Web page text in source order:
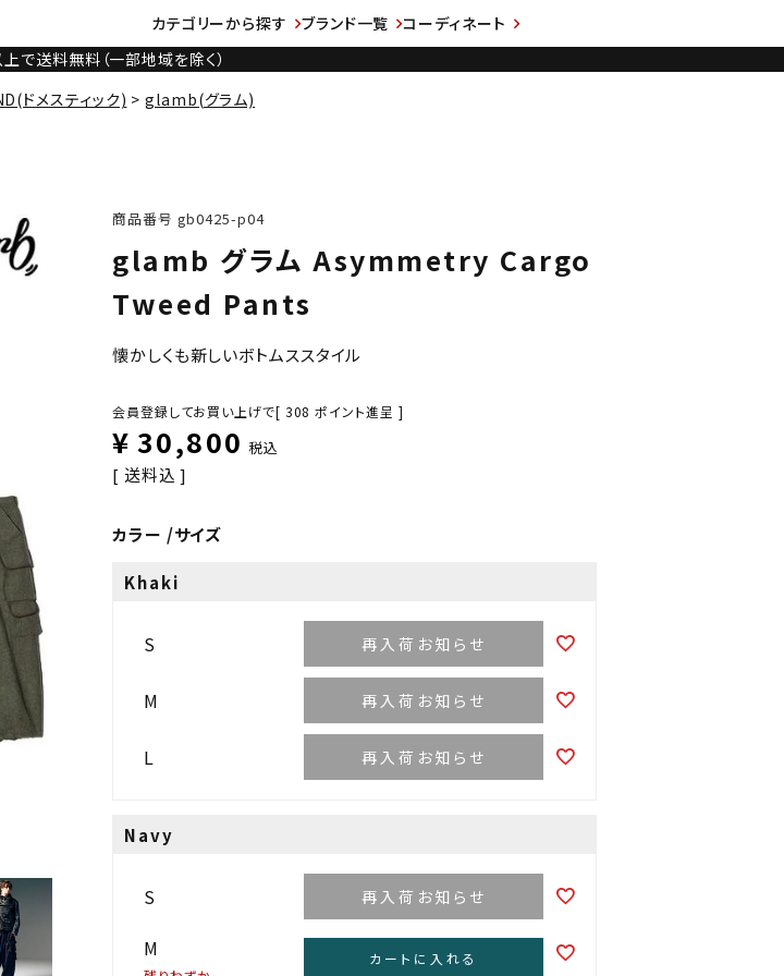
カテゴリーから探す ブランド一覧
コーディネート
で送料無料（一部地域を除く）
ドメスティック)
glamb(グラム)
商品番号 gb0425-p04
glamb グラム Asymmetry Cargo
Tweed Pants
懐かしくも新しいボトムススタイル
会員登録してお買い上げで[ 308 ポイント進呈 ]
¥ 30,800 税込
送料込
カラー サイズ
Khaki
S 再入荷お知らせ
M 再入荷お知らせ
L 再入荷お知らせ
Navy
S 再入荷お知らせ
M カートに入れる